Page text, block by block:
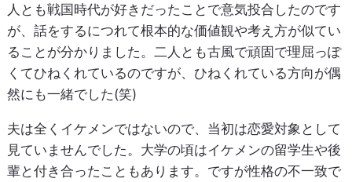
人とも戦国時代が好きだったことで意気投合したのです
が、話をするにつれて根本的な価値観や考え方が似てい
ることが分かりました。二人とも古風で頑固で理屈っぽ
くてひねくれているのですが、ひねくれている方向が偶
然にも一緒でした(笑)
夫は全くイケメンではないので、当初は恋愛対象として
見ていませんでした。大学の頃はイケメンの留学生や後
輩と付き合ったこともあります。ですが性格の不一致で